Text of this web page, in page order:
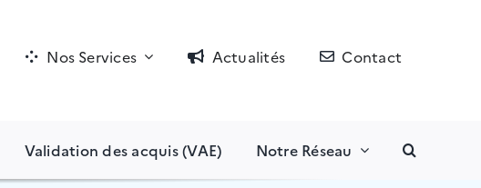
Nos Services Actualités Contact
Validation des acquis (VAE) Notre Réseau